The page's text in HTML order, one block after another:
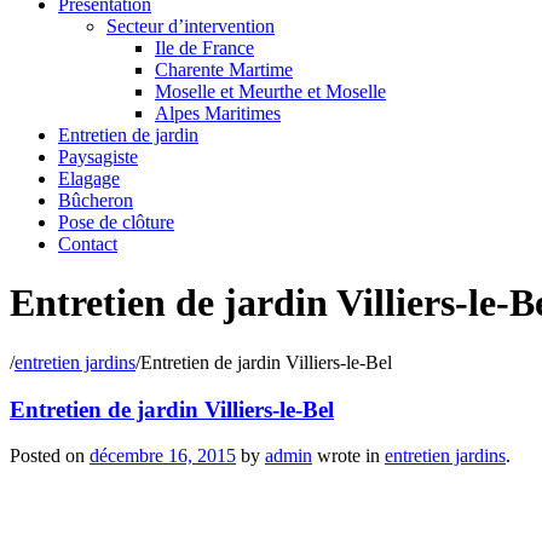
Présentation
Secteur d’intervention
Ile de France
Charente Martime
Moselle et Meurthe et Moselle
Alpes Maritimes
Entretien de jardin
Paysagiste
Elagage
Bûcheron
Pose de clôture
Contact
Entretien de jardin Villiers-le-
/entretien jardins/Entretien de jardin Villiers-le-Bel
Entretien de jardin Villiers-le-Bel
Posted on décembre 16, 2015 by admin wrote in entretien jardins.